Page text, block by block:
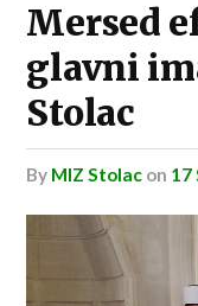
Mersed
glavni
Stolac
by MIZ Stolac on 17